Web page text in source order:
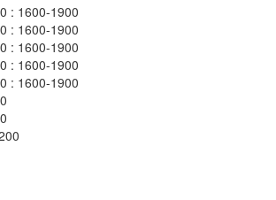
: 1600-1900
: 1600-1900
: 1600-1900
: 1600-1900
: 1600-1900